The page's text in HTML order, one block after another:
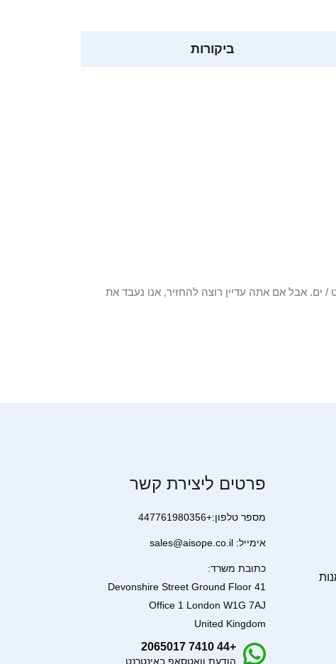
ביקורות
פריט / ים. אבל אם אתה עדיין רוצה להחזיר, אנו נעבד את
פרטים ליצירת קשר
מספר טלפון:+447761980356
אימייל: sales@aisope.co.il
כתובת משרד:
41 Devonshire Street Ground Floor
Office 1 London W1G 7AJ
United Kingdom
+44 7410 2065017
הודעת וואטסאפ באינטרנט